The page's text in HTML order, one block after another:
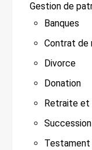
Gestion de
Banques
Contrat de
Divorce
Donation
Retraite
Succession
Testament